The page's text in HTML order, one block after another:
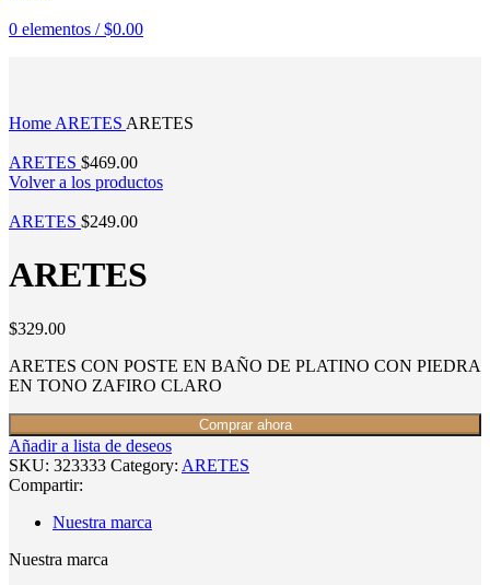
0 elementos / $0.00
Home ARETES ARETES
ARETES $469.00
Volver a los productos
ARETES $249.00
ARETES
$329.00
ARETES CON POSTE EN BAÑO DE PLATINO CON PIEDRA
EN TONO ZAFIRO CLARO
Comprar ahora
Añadir a lista de deseos
SKU: 323333 Category: ARETES
Compartir:
Nuestra marca
Nuestra marca